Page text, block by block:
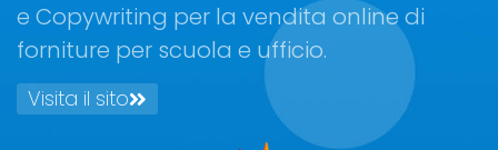
e Copywriting per la vendita online di
forniture per scuola e ufficio.
Visita il sito